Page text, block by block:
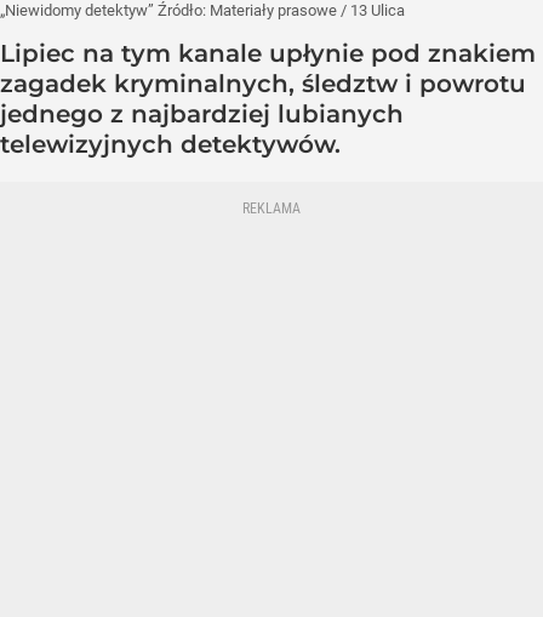
„Niewidomy detektyw” Źródło: Materiały prasowe / 13 Ulica
Lipiec na tym kanale upłynie pod znakiem
zagadek kryminalnych, śledztw i powrotu
jednego z najbardziej lubianych
telewizyjnych detektywów.